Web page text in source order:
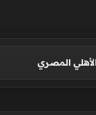
المصري